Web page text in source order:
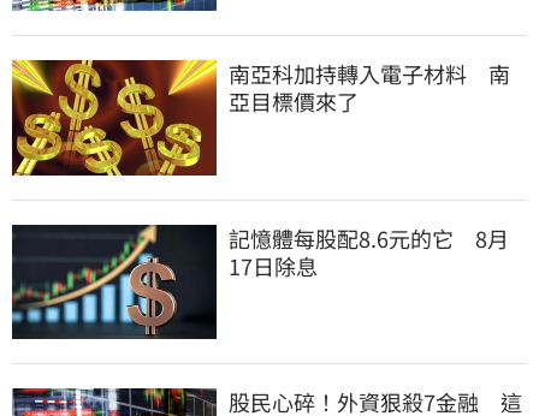
南亞科加持轉入電子材料 南
亞目標價來了
記憶體每股配8.6元的它 8月
17日除息
股民心碎！外資狠殺7金融 這